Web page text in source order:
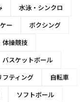
水泳・シンクロ
ー
ボクシング
体操競技
バスケットボール
フティング
自転車
ソフトボール